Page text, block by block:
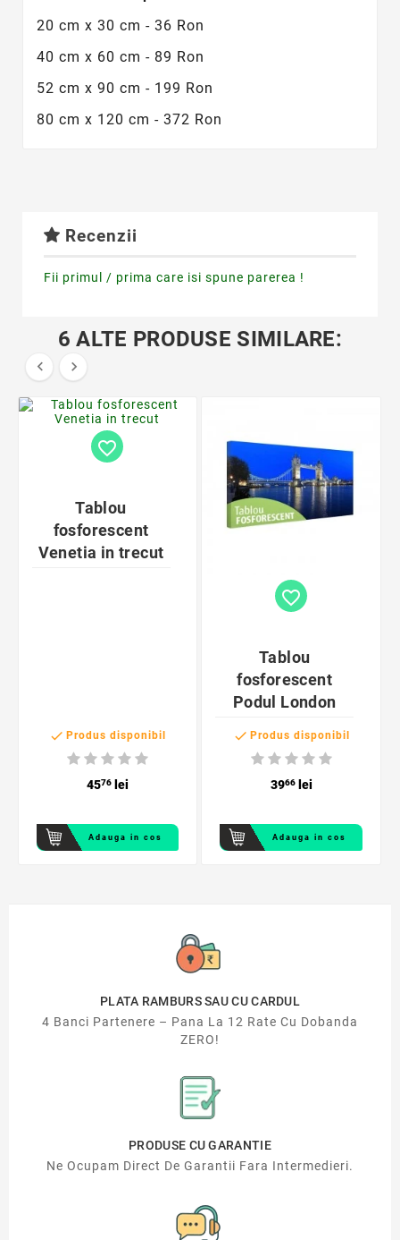
20 cm x 30 cm - 36 Ron
40 cm x 60 cm - 89 Ron
52 cm x 90 cm - 199 Ron
80 cm x 120 cm - 372 Ron
Recenzii
Fii primul / prima care isi spune parerea !
6 ALTE PRODUSE SIMILARE:
 
favorite_border
Tablou
fosforescent
Venetia in trecut
 Produs disponibil
4576lei
Adauga in cos
favorite_border
Tablou
fosforescent
Podul London
 Produs disponibil
3966lei
Adauga in cos
PLATA RAMBURS SAU CU CARDUL
4 Banci Partenere – Pana La 12 Rate Cu Dobanda
ZERO!
PRODUSE CU GARANTIE
Ne Ocupam Direct De Garantii Fara Intermedieri.